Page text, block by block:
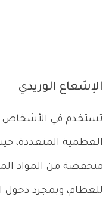
الإشعاع الوريدي
تستخدم في الأشخاص
العظمية المتعددة،
منخفضة من المواد
للعظام، وبمجرد دخول